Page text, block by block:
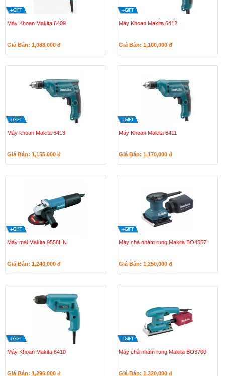
Máy Khoan Makita 6409
Giá Bán: 1,088,000 đ
Máy Khoan Makita 6412
Giá Bán: 1,100,000 đ
Máy khoan Makita 6413
Giá Bán: 1,155,000 đ
Máy Khoan Makita 6411
Giá Bán: 1,170,000 đ
Máy mài Makita 9558HN
Giá Bán: 1,240,000 đ
Máy chà nhám rung Makita BO4557
Giá Bán: 1,250,000 đ
Máy Khoan Makita 6410
Giá Bán: 1,296,000 đ
Máy chà nhám rung Makita BO3700
Giá Bán: 1,320,000 đ